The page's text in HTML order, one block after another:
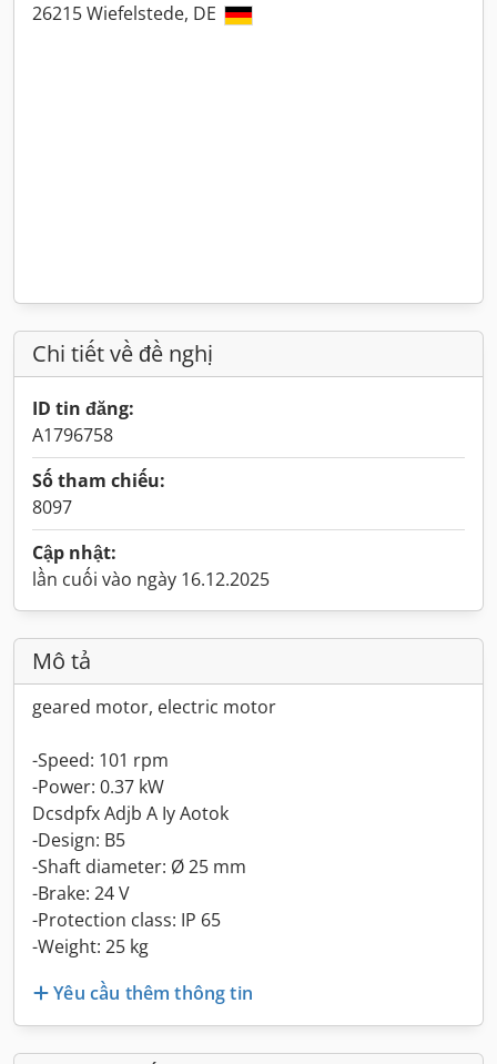
26215 Wiefelstede, DE
Chi tiết về đề nghị
ID tin đăng:
A1796758
Số tham chiếu:
8097
Cập nhật:
lần cuối vào ngày 16.12.2025
Mô tả
geared motor, electric motor
-Speed: 101 rpm
-Power: 0.37 kW
Dcsdpfx Adjb A Iy Aotok
-Design: B5
-Shaft diameter: Ø 25 mm
-Brake: 24 V
-Protection class: IP 65
-Weight: 25 kg
Yêu cầu thêm thông tin